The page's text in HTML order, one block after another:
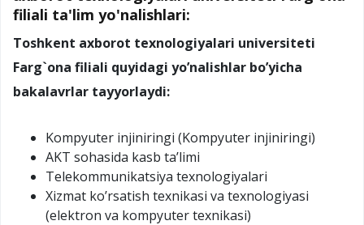
filiali ta'lim yo'nalishlari:
Toshkent axborot texnologiyalari universiteti
Farg`ona filiali quyidagi yo’nalishlar bo’yicha
bakalavrlar tayyorlaydi:
Kompyuter injiniringi (Kompyuter injiniringi)
AKT sohasida kasb ta’limi
Telekommunikatsiya texnologiyalari
Xizmat ko’rsatish texnikasi va texnologiyasi
(elektron va kompyuter texnikasi)